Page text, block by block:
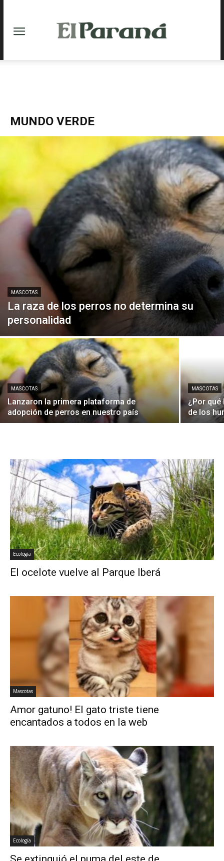
MUNDO VERDE
MASCOTAS
La raza de los perros no determina su
personalidad
MASCOTAS
Lanzaron la primera plataforma de
adopción de perros en nuestro país
MASCOTAS
¿Por
de los
Ecología
El ocelote vuelve al Parque Iberá
Mascotas
Amor gatuno! El gato triste tiene
encantados a todos en la web
Ecología